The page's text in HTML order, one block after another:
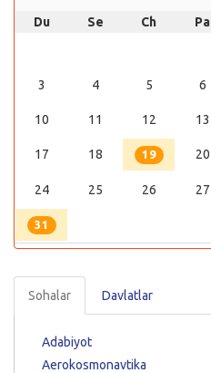
Du Se Ch Pa
3 4 5 6
10 11 12 13
17 18 19 20
24 25 26 27
31
Sohalar Davlatlar
Adabiyot
Aerokosmonavtika